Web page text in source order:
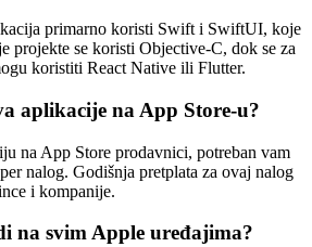
primarno koristi Swift i SwiftUI, koje
projekte se koristi Objective-C, dok se za
koristiti React Native ili Flutter.
aplikacije na App Store-u?
na App Store prodavnici, potreban vam
nalog. Godišnja pretplata za ovaj nalog
i kompanije.
na svim Apple uređajima?